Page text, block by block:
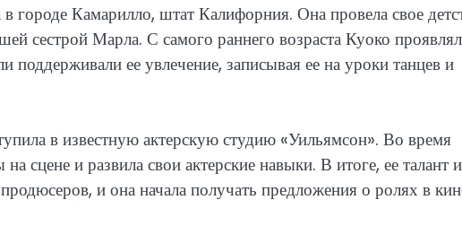
городе Камарилло, штат Калифорния. Она провела свое
сестрой Марла. С самого раннего возраста Куоко
поддерживали ее увлечение, записывая ее на уроки танцев и
в известную актерскую студию «Уильямсон». Во время
сцене и развила свои актерские навыки. В итоге, ее талант и
и она начала получать предложения о ролях в